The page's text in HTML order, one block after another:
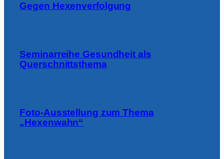
Gegen Hexenverfolgung
Seminarreihe Gesundheit als
Querschnittsthema
Foto-Ausstellung zum Thema
„Hexenwahn“